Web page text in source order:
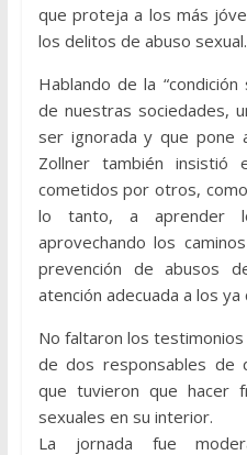
que proteja a los más
los delitos de abuso sexual.
Hablando de la
de nuestras sociedades,
ser ignorada y que pone
Zollner también
cometidos por otros,
lo tanto, a aprender
aprovechando los
prevención de abusos
atención adecuada a los
No faltaron los
de dos responsables de
que tuvieron que hacer
sexuales en su interior.
La jornada fue